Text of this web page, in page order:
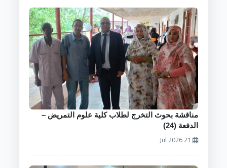
مناقشة بحوث التخرج لطلاب كلية علوم التمريض –
الدفعة (24)